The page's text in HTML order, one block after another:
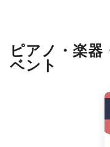
ピアノ・楽器
ベント